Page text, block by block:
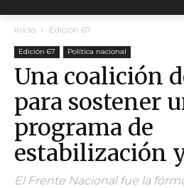
Inicio Edición 67
Edición 67 Política nacional
Una coalición
para sostener
programa de
estabilización
El Frente Nacional fue la